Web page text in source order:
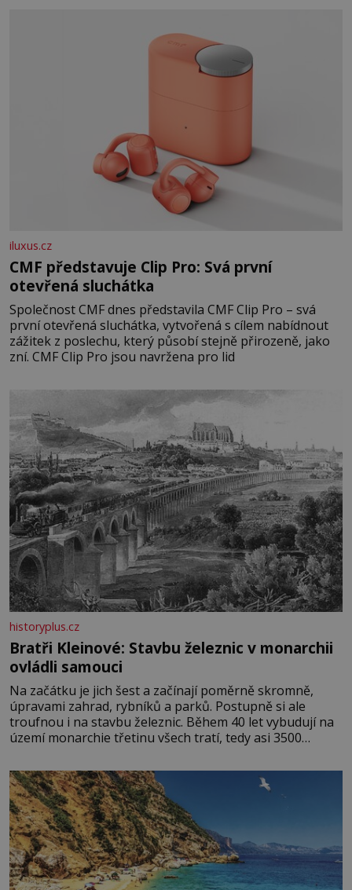
iluxus.cz
CMF představuje Clip Pro: Svá první
otevřená sluchátka
Společnost CMF dnes představila CMF Clip Pro – svá
první otevřená sluchátka, vytvořená s cílem nabídnout
zážitek z poslechu, který působí stejně přirozeně, jako
zní. CMF Clip Pro jsou navržena pro lid
historyplus.cz
Bratři Kleinové: Stavbu železnic v monarchii
ovládli samouci
Na začátku je jich šest a začínají poměrně skromně,
úpravami zahrad, rybníků a parků. Postupně si ale
troufnou i na stavbu železnic. Během 40 let vybudují na
území monarchie třetinu všech tratí, tedy asi 3500
ducha zdědí bratři Kleinové po otci Johannovi (1756–
1835), který má malý statek na Jesenicku